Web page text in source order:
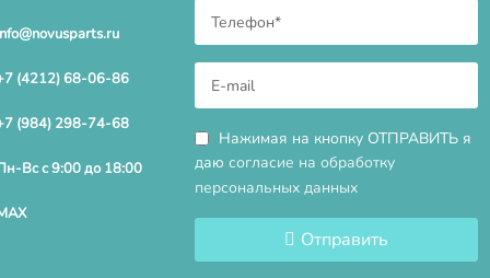
(4212) 68-06-86
(984) 298-74-68
Вс с 9:00 до 18:00
Нажимая на кнопку ОТПРАВИТЬ я
даю согласие на обработку
персональных данных
Отправить